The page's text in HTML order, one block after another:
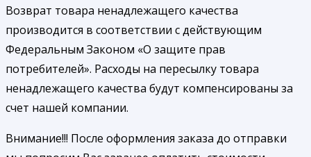
Возврат товара ненадлежащего качества
производится в соответствии с действующим
Федеральным Законом «О защите прав
потребителей». Расходы на пересылку товара
ненадлежащего качества будут компенсированы за
счет нашей компании.
Внимание!!! После оформления заказа до отправки